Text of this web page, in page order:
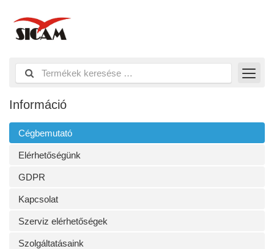
Információ
Cégbemutató
Elérhetőségünk
GDPR
Kapcsolat
Szerviz elérhetőségek
Szolgáltatásaink